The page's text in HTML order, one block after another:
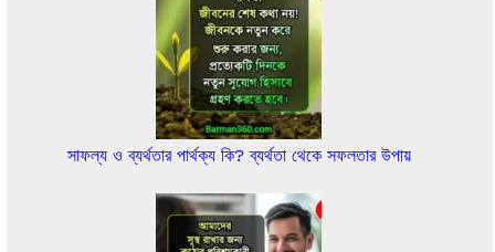
সাফল্য ও ব্যর্থতার পার্থক্য কি? ব্যর্থতা থেকে সফলতার উপায়